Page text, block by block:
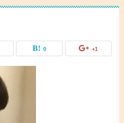
0 +1